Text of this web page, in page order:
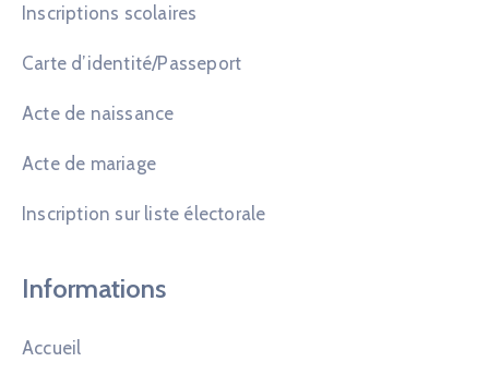
Inscriptions scolaires
Carte d’identité/Passeport
Acte de naissance
Acte de mariage
Inscription sur liste électorale
Informations
Accueil